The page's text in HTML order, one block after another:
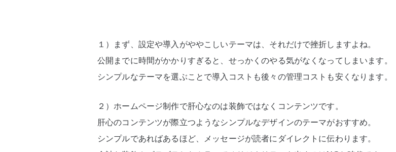
１）まず、設定や導入がややこしいテーマは、それだけで挫折しますよね。
公開までに時間がかかりすぎると、せっかくのやる気がなくなってしまいます。
シンプルなテーマを選ぶことで導入コストも後々の管理コストも安くなります。
２）ホームページ制作で肝心なのは装飾ではなくコンテンツです。
肝心のコンテンツが際立つようなシンプルなデザインのテーマがおすすめ。
シンプルであればあるほど、メッセージが読者にダイレクトに伝わります。